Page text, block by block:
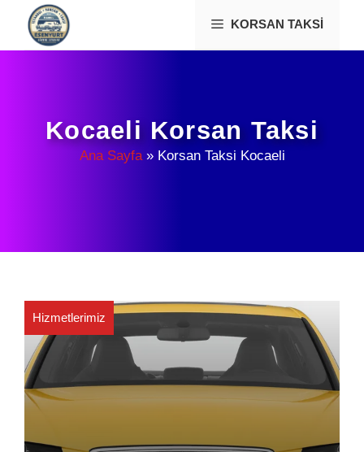
İçeriğe
KORSAN TAKSI
Kocaeli Korsan Taksi
Ana Sayfa» Korsan Taksi Kocaeli
Hizmetlerimiz